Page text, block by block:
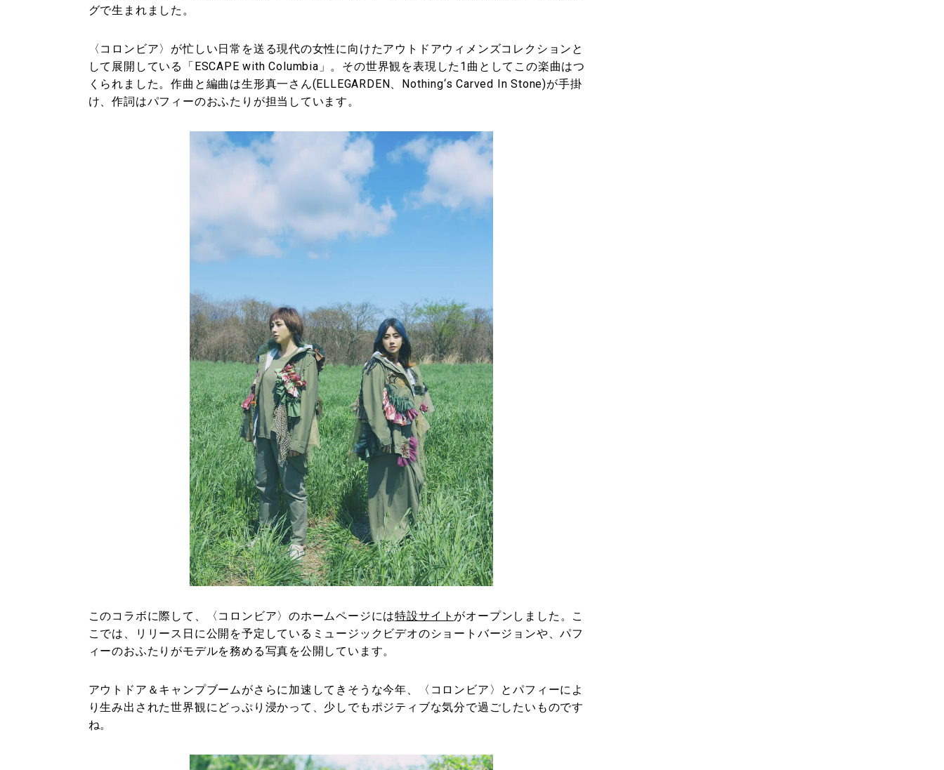
グで生まれました。
〈コロンビア〉が忙しい日常を送る現代の女性に向けたアウトドアウィメンズコレクションと
して展開している「ESCAPE with Columbia」。その世界観を表現した1曲としてこの楽曲はつ
くられました。作曲と編曲は生形真一さん(ELLEGARDEN、Nothing‘s Carved In Stone)が手掛
け、作詞はパフィーのおふたりが担当しています。
このコラボに際して、〈コロンビア〉のホームページには特設サイト がオープンしました。こ
こでは、リリース日に公開を予定しているミュージックビデオのショートバージョンや、パフ
ィーのおふたりがモデルを務める写真を公開しています。
アウトドア＆キャンプブームがさらに加速してきそうな今年、〈コロンビア〉とパフィーによ
り生み出された世界観にどっぷり浸かって、少しでもポジティブな気分で過ごしたいものです
ね。